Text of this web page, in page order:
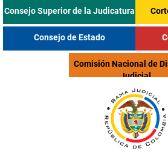
Consejo Superior de la Judicatura
Consejo de Estado
Comisión Nacional de
Judicial